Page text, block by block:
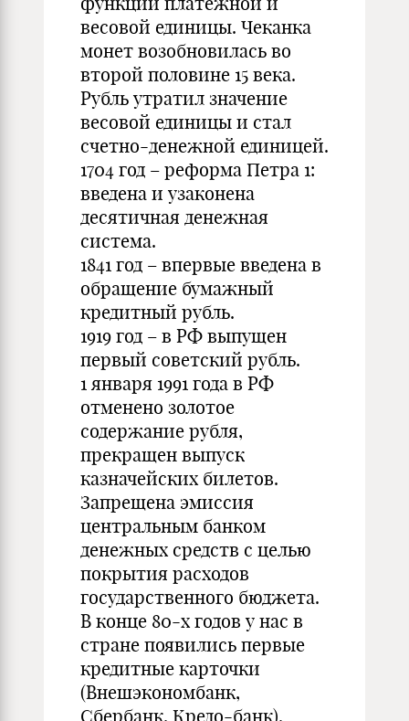
весовой единицы. Чеканка
монет возобновилась во
второй половине 15 века.
Рубль утратил значение
весовой единицы и стал
счетно-денежной единицей.
1704 год – реформа Петра 1:
введена и узаконена
десятичная денежная
система.
1841 год – впервые введена в
обращение бумажный
кредитный рубль.
1919 год – в РФ выпущен
первый советский рубль.
1 января 1991 года в РФ
отменено золотое
содержание рубля,
прекращен выпуск
казначейских билетов.
Запрещена эмиссия
центральным банком
денежных средств с целью
покрытия расходов
государственного бюджета.
В конце 80-х годов у нас в
стране появились первые
кредитные карточки
(Внешэкономбанк,
Сбербанк, Кредо-банк).